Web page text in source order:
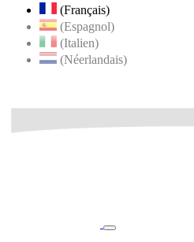
(Français)
(Espagnol)
(Italien)
(Néerlandais)